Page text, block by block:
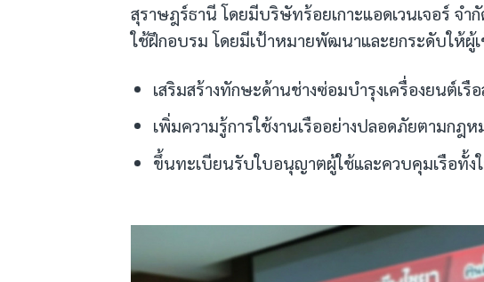
สุราษฎร์ธานี โดยมีบริษัทร้อยเกาะแอดเวนเจอร์
ใช้ฝึกอบรม โดยมีเป้าหมายพัฒนาและยกระดับให้ผู้
เสริมสร้างทักษะด้านช่างซ่อมบำรุงเครื่องยนต์เรื
เพิ่มความรู้การใช้งานเรืออย่างปลอดภัยตามกฎห
ขึ้นทะเบียนรับใบอนุญาตผู้ใช้และควบคุมเรือทั้ง